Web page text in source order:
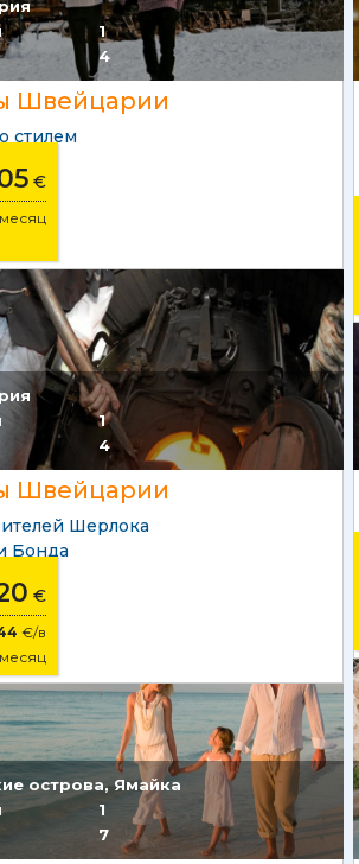
1
4
Швейцарии
стилем
€
1
4
Швейцарии
Шерлока
Бонда
€
€/в
месяц
острова, Ямайка
1
7